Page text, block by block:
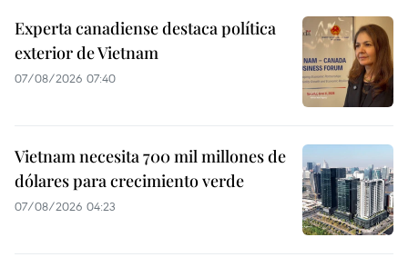
Experta canadiense destaca política
exterior de Vietnam
07/08/2026 07:40
Vietnam necesita 700 mil millones de
dólares para crecimiento verde
07/08/2026 04:23